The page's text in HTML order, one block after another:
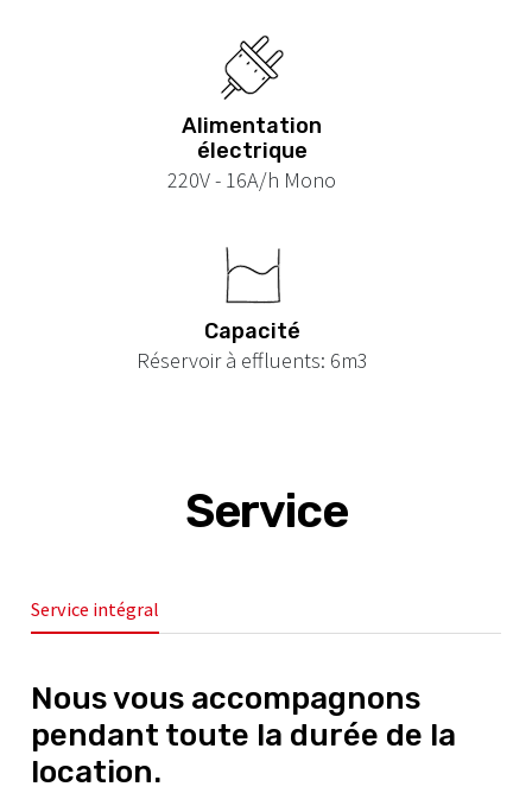
Alimentation
électrique
220V - 16A/h Mono
Capacité
Réservoir à effluents: 6m3
Service
Service intégral
Nous vous accompagnons
pendant toute la durée de la
location.